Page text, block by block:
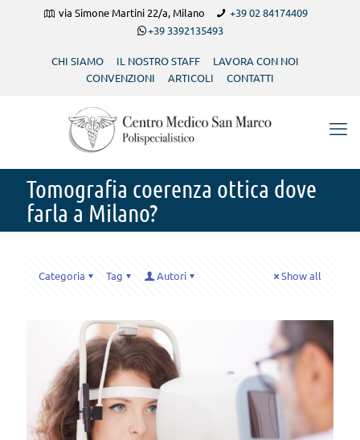
via Simone Martini 22/a, Milano
+39 02 84174409
+39 3392135493
CHI SIAMO IL NOSTRO STAFF
LAVORA CON NOI
CONVENZIONI
ARTICOLI CONTATTI
Tomografia coerenza ottica dove
farla a Milano?
Categoria Tag Autori Show all